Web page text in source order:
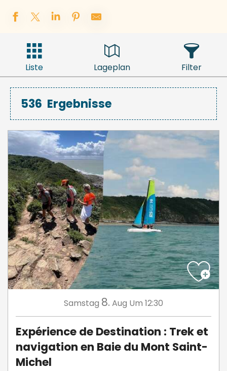
Liste Lageplan Filter
536 Ergebnisse
Samstag 8. Aug Um 12:30
Expérience de Destination : Trek et
navigation en Baie du Mont Saint-
Michel